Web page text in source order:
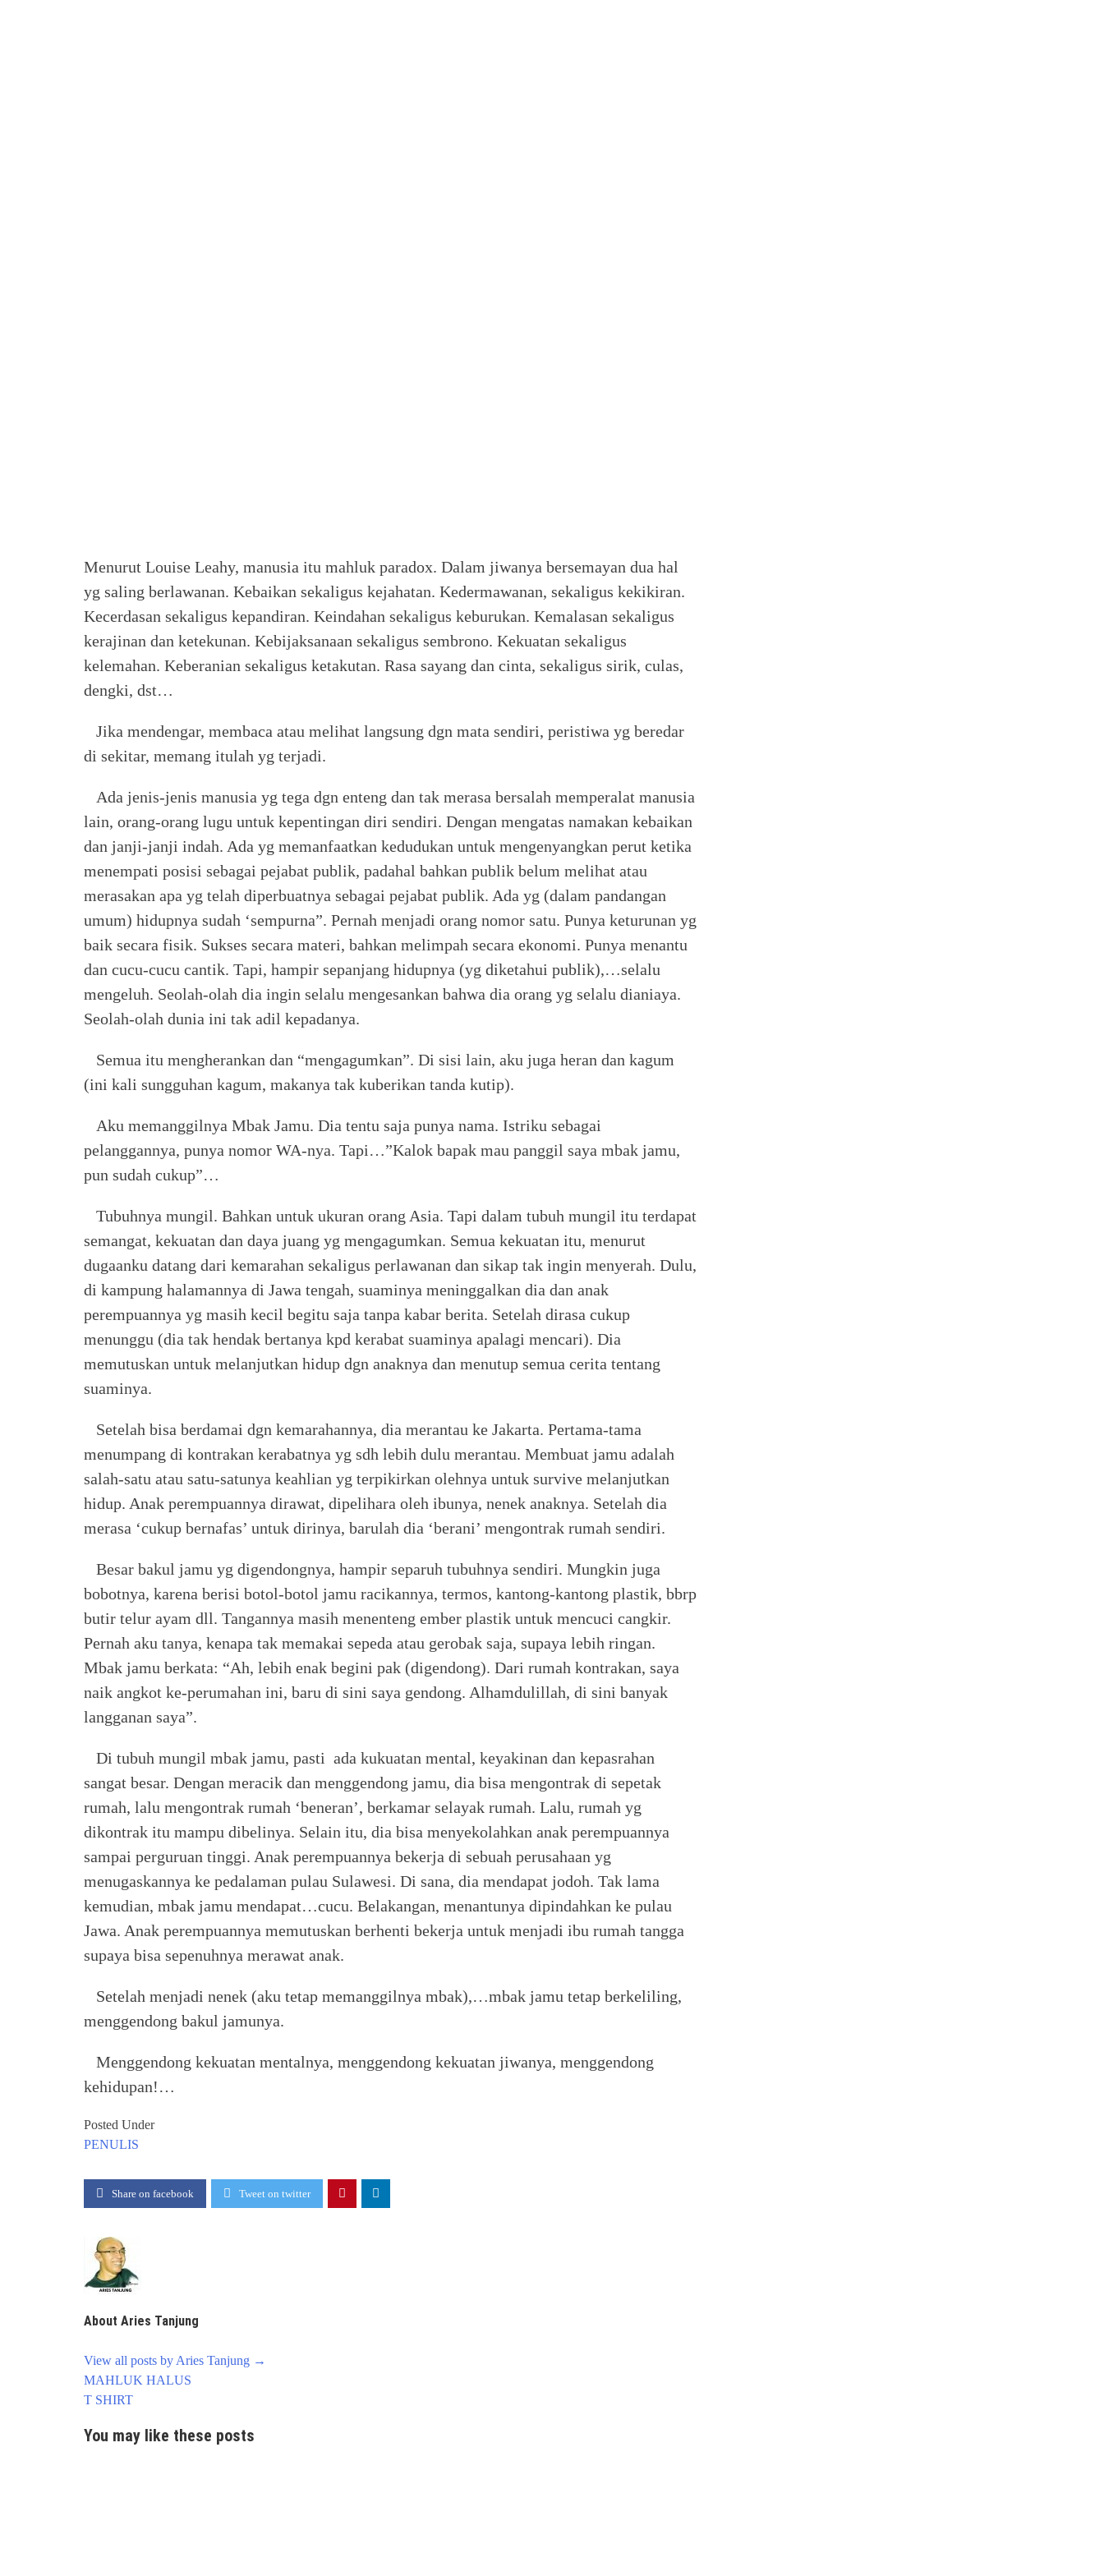
Menurut Louise Leahy, manusia itu mahluk paradox. Dalam jiwanya bersemayan dua hal
yg saling berlawanan. Kebaikan sekaligus kejahatan. Kedermawanan, sekaligus kekikiran.
Kecerdasan sekaligus kepandiran. Keindahan sekaligus keburukan. Kemalasan sekaligus
kerajinan dan ketekunan. Kebijaksanaan sekaligus sembrono. Kekuatan sekaligus
kelemahan. Keberanian sekaligus ketakutan. Rasa sayang dan cinta, sekaligus sirik, culas,
dengki, dst…
Jika mendengar, membaca atau melihat langsung dgn mata sendiri, peristiwa yg beredar
di sekitar, memang itulah yg terjadi.
Ada jenis-jenis manusia yg tega dgn enteng dan tak merasa bersalah memperalat manusia
lain, orang-orang lugu untuk kepentingan diri sendiri. Dengan mengatas namakan kebaikan
dan janji-janji indah. Ada yg memanfaatkan kedudukan untuk mengenyangkan perut ketika
menempati posisi sebagai pejabat publik, padahal bahkan publik belum melihat atau
merasakan apa yg telah diperbuatnya sebagai pejabat publik. Ada yg (dalam pandangan
umum) hidupnya sudah ‘sempurna”. Pernah menjadi orang nomor satu. Punya keturunan yg
baik secara fisik. Sukses secara materi, bahkan melimpah secara ekonomi. Punya menantu
dan cucu-cucu cantik. Tapi, hampir sepanjang hidupnya (yg diketahui publik),…selalu
mengeluh. Seolah-olah dia ingin selalu mengesankan bahwa dia orang yg selalu dianiaya.
Seolah-olah dunia ini tak adil kepadanya.
Semua itu mengherankan dan “mengagumkan”. Di sisi lain, aku juga heran dan kagum
(ini kali sungguhan kagum, makanya tak kuberikan tanda kutip).
Aku memanggilnya Mbak Jamu. Dia tentu saja punya nama. Istriku sebagai
pelanggannya, punya nomor WA-nya. Tapi…”Kalok bapak mau panggil saya mbak jamu,
pun sudah cukup”…
Tubuhnya mungil. Bahkan untuk ukuran orang Asia. Tapi dalam tubuh mungil itu terdapat
semangat, kekuatan dan daya juang yg mengagumkan. Semua kekuatan itu, menurut
dugaanku datang dari kemarahan sekaligus perlawanan dan sikap tak ingin menyerah. Dulu,
di kampung halamannya di Jawa tengah, suaminya meninggalkan dia dan anak
perempuannya yg masih kecil begitu saja tanpa kabar berita. Setelah dirasa cukup
menunggu (dia tak hendak bertanya kpd kerabat suaminya apalagi mencari). Dia
memutuskan untuk melanjutkan hidup dgn anaknya dan menutup semua cerita tentang
suaminya.
Setelah bisa berdamai dgn kemarahannya, dia merantau ke Jakarta. Pertama-tama
menumpang di kontrakan kerabatnya yg sdh lebih dulu merantau. Membuat jamu adalah
salah-satu atau satu-satunya keahlian yg terpikirkan olehnya untuk survive melanjutkan
hidup. Anak perempuannya dirawat, dipelihara oleh ibunya, nenek anaknya. Setelah dia
merasa ‘cukup bernafas’ untuk dirinya, barulah dia ‘berani’ mengontrak rumah sendiri.
Besar bakul jamu yg digendongnya, hampir separuh tubuhnya sendiri. Mungkin juga
bobotnya, karena berisi botol-botol jamu racikannya, termos, kantong-kantong plastik, bbrp
butir telur ayam dll. Tangannya masih menenteng ember plastik untuk mencuci cangkir.
Pernah aku tanya, kenapa tak memakai sepeda atau gerobak saja, supaya lebih ringan.
Mbak jamu berkata: “Ah, lebih enak begini pak (digendong). Dari rumah kontrakan, saya
naik angkot ke-perumahan ini, baru di sini saya gendong. Alhamdulillah, di sini banyak
langganan saya”.
Di tubuh mungil mbak jamu, pasti ada kukuatan mental, keyakinan dan kepasrahan
sangat besar. Dengan meracik dan menggendong jamu, dia bisa mengontrak di sepetak
rumah, lalu mengontrak rumah ‘beneran’, berkamar selayak rumah. Lalu, rumah yg
dikontrak itu mampu dibelinya. Selain itu, dia bisa menyekolahkan anak perempuannya
sampai perguruan tinggi. Anak perempuannya bekerja di sebuah perusahaan yg
menugaskannya ke pedalaman pulau Sulawesi. Di sana, dia mendapat jodoh. Tak lama
kemudian, mbak jamu mendapat…cucu. Belakangan, menantunya dipindahkan ke pulau
Jawa. Anak perempuannya memutuskan berhenti bekerja untuk menjadi ibu rumah tangga
supaya bisa sepenuhnya merawat anak.
Setelah menjadi nenek (aku tetap memanggilnya mbak),…mbak jamu tetap berkeliling,
menggendong bakul jamunya.
Menggendong kekuatan mentalnya, menggendong kekuatan jiwanya, menggendong
kehidupan!…
Posted Under
PENULIS
Share on facebook Tweet on twitter
About Aries Tanjung
View all posts by Aries Tanjung →
Post
navigation
MAHLUK HALUS
T SHIRT
You may like these posts